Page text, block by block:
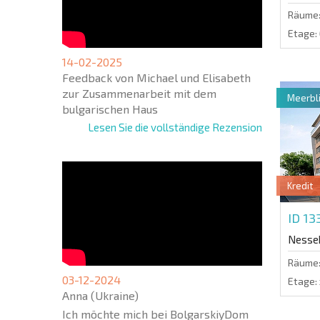
14-02-2025
Feedback von Michael und Elisabeth
zur Zusammenarbeit mit dem
bulgarischen Haus
Lesen Sie die vollständige Rezension
03-12-2024
Anna (Ukraine)
Ich möchte mich bei BolgarskiyDom
Räume:
Etage:
Kredit
ID
Räume:
Etage: